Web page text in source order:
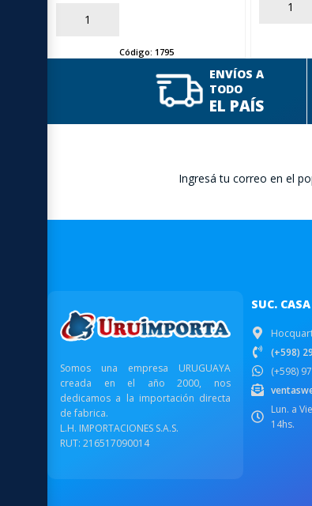
AÑADIR
Código:1795
AÑADIR
ENVÍOS A
TODO
EL PAÍS
Ingresá tu correo en el
Somos una empresa URUGUAYA
creada en el año 2000, nos
dedicamos a la importación directa
de fabrica.
L.H. IMPORTACIONES S.A.S.
RUT: 216517090014
SUC.
(+598)
(+598)
Lun. a
14hs.